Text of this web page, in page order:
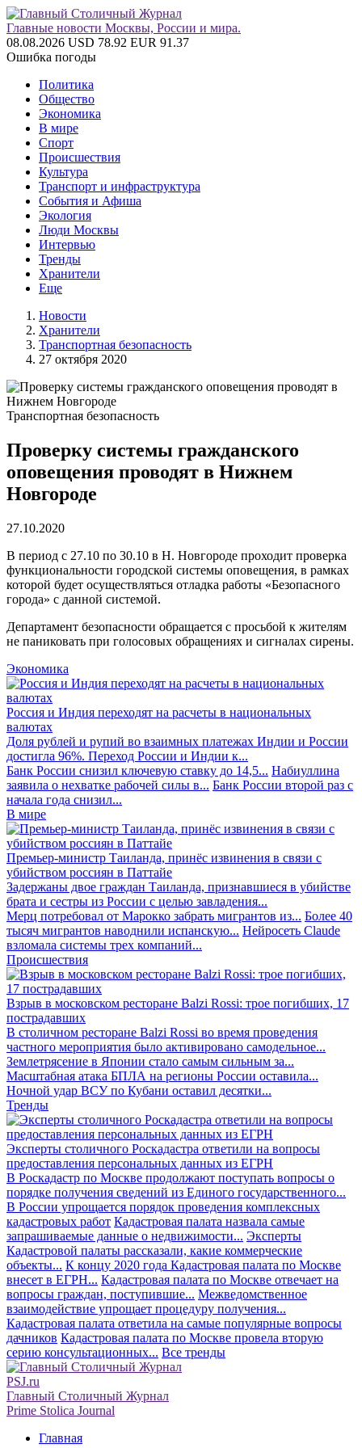
Главные новости Москвы, России и мира.
08.08.2026 USD 78.92 EUR 91.37
Ошибка погоды
Политика
Общество
Экономика
В мире
Спорт
Происшествия
Культура
Транспорт и инфраструктура
События и Афиша
Экология
Люди Москвы
Интервью
Тренды
Хранители
Еще
Новости
Хранители
Транспортная безопасность
27 октября 2020
Транспортная безопасность
Проверку системы гражданского
оповещения проводят в Нижнем
Новгороде
27.10.2020
В период с 27.10 по 30.10 в Н. Новгороде проходит проверка
функциональности городской системы оповещения, в рамках
которой будет осуществляться отладка работы «Безопасного
города» с данной системой.
Департамент безопасности обращается с просьбой к жителям
не паниковать при голосовых обращениях и сигналах сирены.
Экономика
Россия и Индия переходят на расчеты в национальных
валютах
Доля рублей и рупий во взаимных платежах Индии и России
достигла 96%. Переход России и Индии к...
Банк России снизил ключевую ставку до 14,5... Набиуллина
заявила о нехватке рабочей силы в... Банк России второй раз с
начала года снизил...
В мире
Премьер-министр Таиланда, принёс извинения в связи с
убийством россиян в Паттайе
Задержаны двое граждан Таиланда, признавшиеся в убийстве
брата и сестры из России с целью завладения...
Мерц потребовал от Марокко забрать мигрантов из... Более 40
тысяч мигрантов наводнили испанскую... Нейросеть Claude
взломала системы трех компаний...
Происшествия
Взрыв в московском ресторане Balzi Rossi: трое погибших, 17
пострадавших
В столичном ресторане Balzi Rossi во время проведения
частного мероприятия было активировано самодельное...
Землетрясение в Японии стало самым сильным за...
Масштабная атака БПЛА на регионы России оставила...
Ночной удар ВСУ по Кубани оставил десятки...
Тренды
Эксперты столичного Роскадастра ответили на вопросы
предоставления персональных данных из ЕГРН
В Роскадастр по Москве продолжают поступать вопросы о
порядке получения сведений из Единого государственного...
В России упрощается порядок проведения комплексных
кадастровых работ Кадастровая палата назвала самые
запрашиваемые данные о недвижимости... Эксперты
Кадастровой палаты рассказали, какие коммерческие
объекты... К концу 2020 года Кадастровая палата по Москве
внесет в ЕГРН... Кадастровая палата по Москве отвечает на
вопросы граждан, поступившие... Межведомственное
взаимодействие упрощает процедуру получения...
Кадастровая палата ответила на самые популярные вопросы
дачников Кадастровая палата по Москве провела вторую
серию консультационных... Все тренды
PSJ.ru
Главный Столичный Журнал
Prime Stolica Journal
Главная